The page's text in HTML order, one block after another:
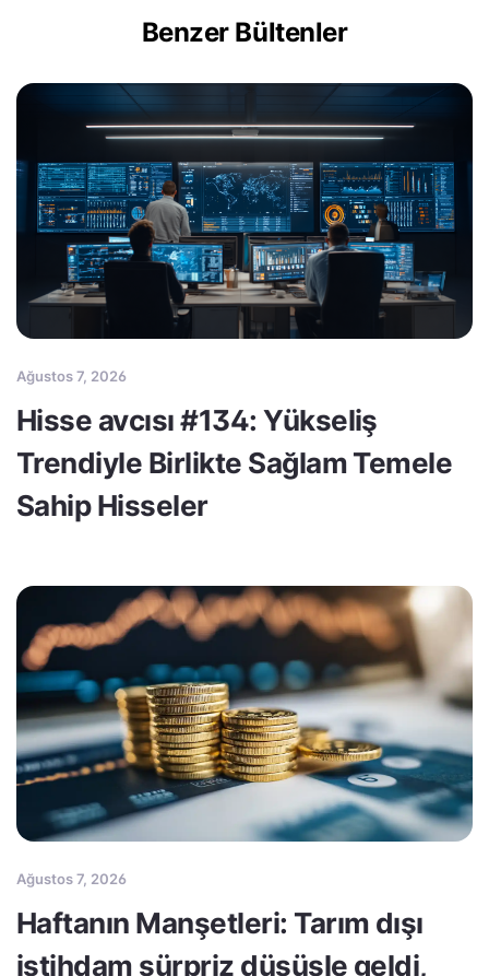
Benzer Bültenler
Ağustos 7, 2026
Hisse avcısı #134: Yükseliş
Trendiyle Birlikte Sağlam Temele
Sahip Hisseler
Ağustos 7, 2026
Haftanın Manşetleri: Tarım dışı
istihdam sürpriz düşüşle geldi,